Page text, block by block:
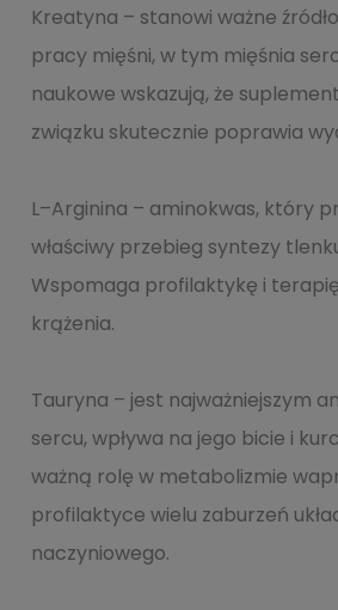
Kreatyna – stanowi ważne
pracy mięśni, w tym mięśnia
naukowe wskazują, że
związku skutecznie poprawia
L–Arginina – aminokwas, który
właściwy przebieg syntezy
Wspomaga profilaktykę i
krążenia.
Tauryna – jest najważniejszym
sercu, wpływa na jego bicie i
ważną rolę w metabolizmie
profilaktyce wielu zaburzeń
naczyniowego.